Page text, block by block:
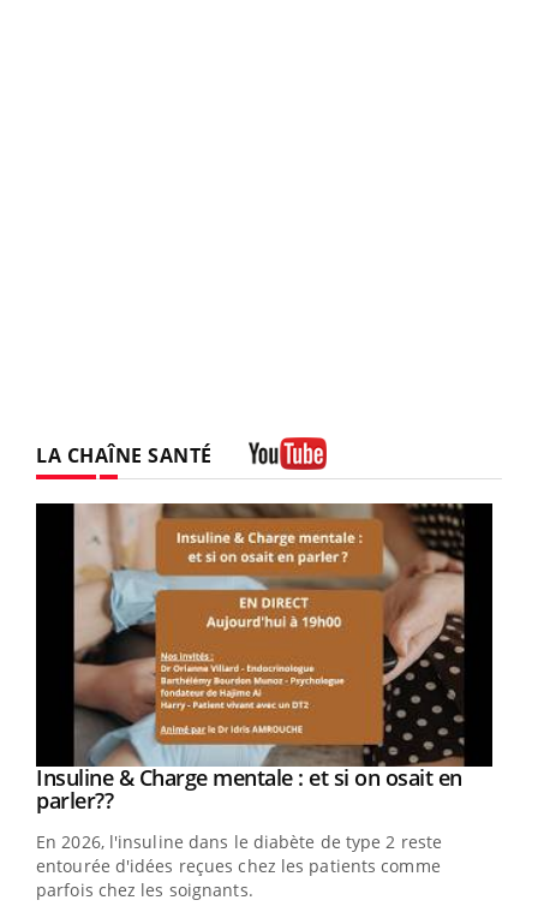
LA CHAÎNE SANTÉ
Youtube
Insuline & Charge mentale : et si on osait en
parler??Youtube
En 2026, l'insuline dans le diabète de type 2 reste
entourée d'idées reçues chez les patients comme
parfois chez les soignants.